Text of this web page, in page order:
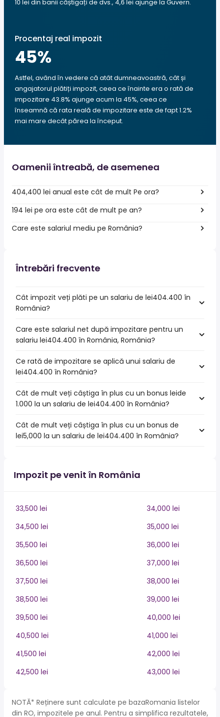
10 lei din banii câștigați de dvs., 4,6 lei ajunge la Guvern.
Procentaj real impozit
45%
Astfel, având în vedere că atât dumneavoastră, cât și
angajatorul plătiți impozit, ceea ce înainte era o rată de
impozitare 43.8% ajunge acum la 45%, ceea ce
înseamnă că rata reală de impozitare este de fapt 1.2%
mai mare decât părea la început.
Oamenii întreabă, de asemenea
404,400 lei anual este cât de mult Pe ora?
194 lei pe ora este cât de mult pe an?
Care este salariul mediu pe România?
Întrebări frecvente
Cât impozit veți plăti pe un salariu de lei404.400 în
România?
Care este salariul net după impozitare pentru un
salariu lei404.400 în România, România?
Ce rată de impozitare se aplică unui salariu de
lei404.400 în România?
Cât de mult veți câștiga în plus cu un bonus leide
1.000 la un salariu de lei404.400 în România?
Cât de mult veți câștiga în plus cu un bonus de
lei5,000 la un salariu de lei404.400 în România?
Impozit pe venit în România
33,500 lei
34,000 lei
34,500 lei
35,000 lei
35,500 lei
36,000 lei
36,500 lei
37,000 lei
37,500 lei
38,000 lei
38,500 lei
39,000 lei
39,500 lei
40,000 lei
40,500 lei
41,000 lei
41,500 lei
42,000 lei
42,500 lei
43,000 lei
NOTĂ* Reținere sunt calculate pe bazaRomania listelor
din RO, impozitele pe anul. Pentru a simplifica rezultatele,